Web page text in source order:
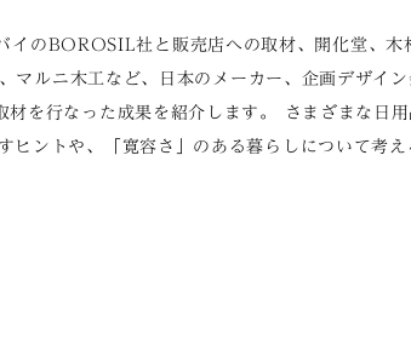
のBOROSIL社と販売店への取材、開化堂、木
ルニ木工など、日本のメーカー、企画デザイン
を行なった成果を紹介します。 さまざまな日
ントや、「寛容さ」のある暮らしについて考え